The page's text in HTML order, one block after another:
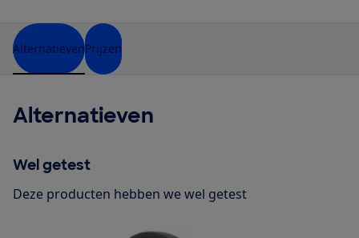
AlternatievenPrijzen
Alternatieven
Wel getest
Deze producten hebben we wel getest